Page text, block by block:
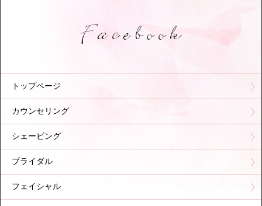
トップページ
カウンセリング
シェービング
ブライダル
フェイシャル